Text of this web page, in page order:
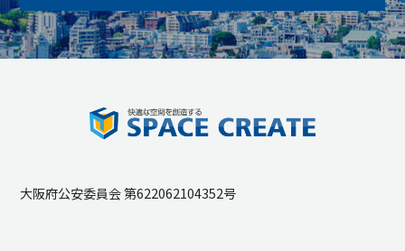
大阪府公安委員会 第622062104352号